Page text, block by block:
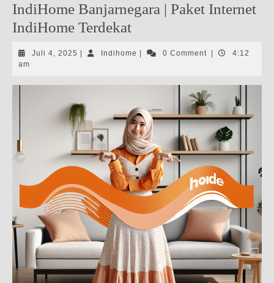
IndiHome Banjarnegara | Paket Internet
IndiHome Terdekat
Juli 4, 2025 Juli
Indihome Indihome0 Comment
4:12
am